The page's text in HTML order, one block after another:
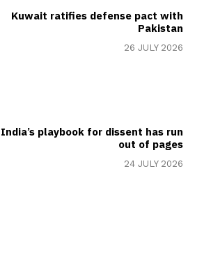
Kuwait ratifies defense pact with
Pakistan
26 JULY 2026
India’s playbook for dissent has run
out of pages
24 JULY 2026